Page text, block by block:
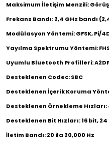
Maksimum İletişim Menzili:
Frekans Bandı: 2,4 GHz bandı
Modülasyon Yöntemi: GFSK, Pi/
Yayılma Spektrumu Yöntemi:
Uyumlu Bluetooth Profilleri:
Desteklenen Codec: SBC
Desteklenen İçerik Koruma
Desteklenen Örnekleme Hızları:
Desteklenen Bit Hızları: 16 bit,
İletim Bandı: 20 ila 20,000 Hz